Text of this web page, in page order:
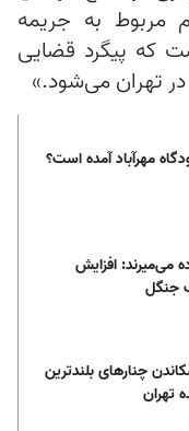
مربوط به جریمه
که پیگرد قضایی
تهران می‌شود.»
مهرآباد آمده است؟
می‌میرند: افزایش
جنگل
چنارهای بلندترین
تهران